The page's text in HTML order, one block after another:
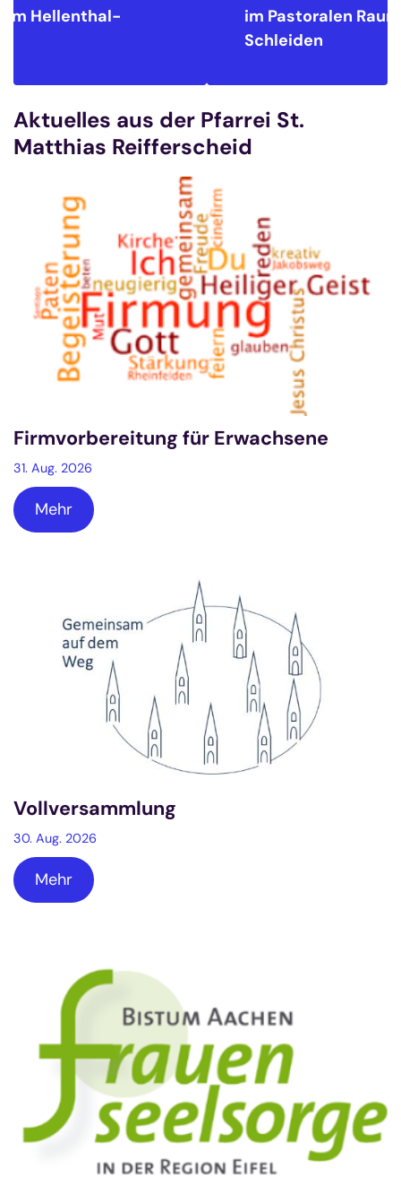
im Pastoralen Raum
Hellenthal-
Aktuelles aus der Pfarrei St.
Matthias Reifferscheid
Firmvorbereitung für Erwachsene
31. Aug. 2026
Mehr
Vollversammlung
30. Aug. 2026
Mehr